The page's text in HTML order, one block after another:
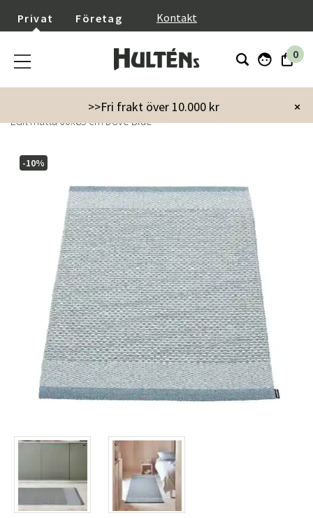
Privat Företag Kontakt
0
×
>>Fri frakt över 10.000 kr
Inredning
Mattor
Edit matta 60x85 cm Dove Blue
-10%